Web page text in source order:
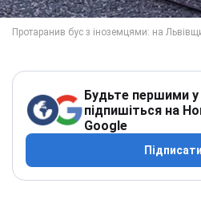
Будьте першими у
підпишіться на
Google